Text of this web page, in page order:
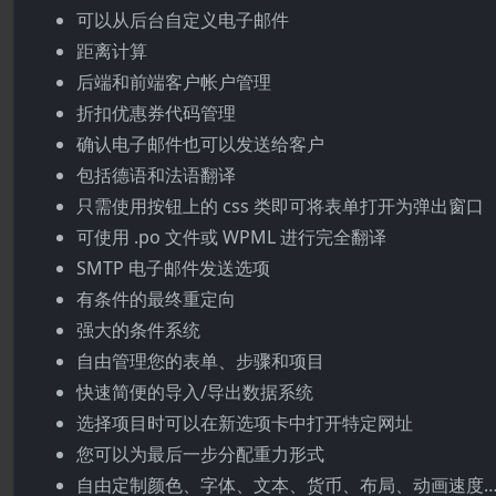
可以从后台自定义电子邮件
距离计算
后端和前端客户帐户管理
折扣优惠券代码管理
确认电子邮件也可以发送给客户
包括德语和法语翻译
只需使用按钮上的 css 类即可将表单打开为弹出窗口
可使用 .po 文件或 WPML 进行完全翻译
SMTP 电子邮件发送选项
有条件的最终重定向
强大的条件系统
自由管理您的表单、步骤和项目
快速简便的导入/导出数据系统
选择项目时可以在新选项卡中打开特定网址
您可以为最后一步分配重力形式
自由定制颜色、字体、文本、货币、布局、动画速